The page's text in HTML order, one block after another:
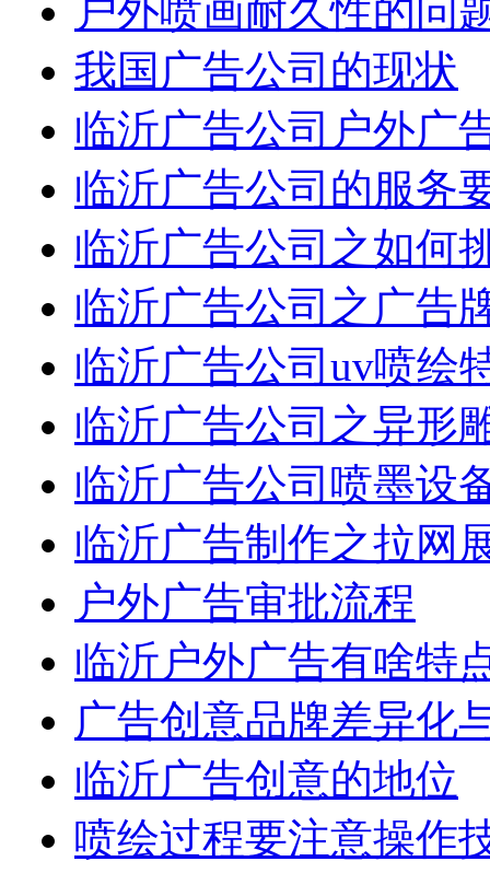
户外喷画耐久性的问
我国广告公司的现状
临沂广告公司户外广
临沂广告公司的服务
临沂广告公司之如何
临沂广告公司之广告
临沂广告公司uv喷绘
临沂广告公司之异形
临沂广告公司喷墨设
临沂广告制作之拉网
户外广告审批流程
临沂户外广告有啥特
广告创意品牌差异化
临沂广告创意的地位
喷绘过程要注意操作